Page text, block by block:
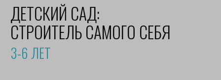
Учится переводить проблему в
задачу и решать её через
проектную деятельность
Умеет презентовать себя и
результаты своей работы